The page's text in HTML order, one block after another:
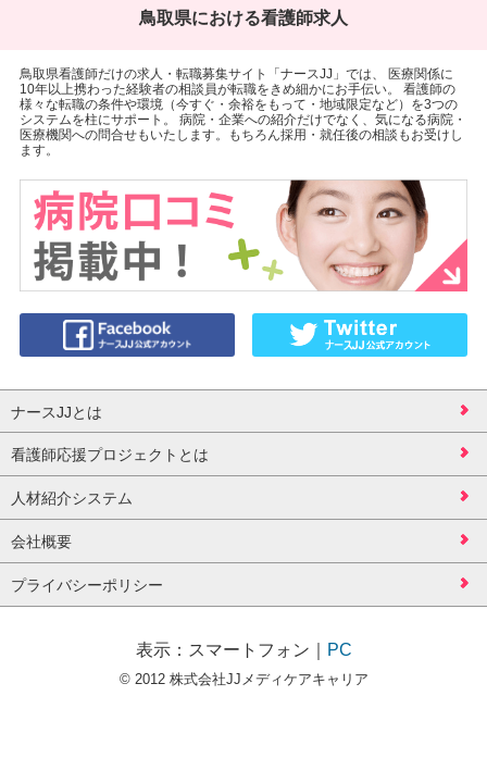
鳥取県における看護師求人
鳥取県看護師だけの求人・転職募集サイト「ナースJJ」では、 医療関係に
10年以上携わった経験者の相談員が転職をきめ細かにお手伝い。 看護師の
様々な転職の条件や環境（今すぐ・余裕をもって・地域限定など）を3つの
システムを柱にサポート。 病院・企業への紹介だけでなく、気になる病院・
医療機関への問合せもいたします。もちろん採用・就任後の相談もお受けし
ます。
ナースJJとは
看護師応援プロジェクトとは
人材紹介システム
会社概要
プライバシーポリシー
表示： スマートフォン PC
© 2012 株式会社JJメディケアキャリア